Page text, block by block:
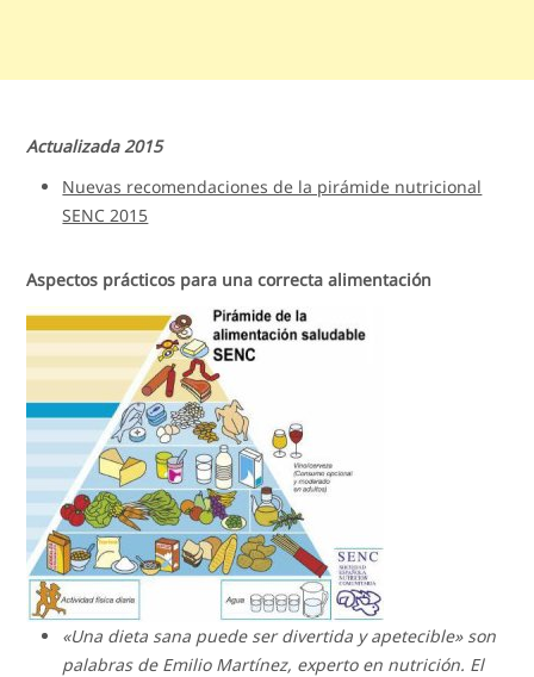
Actualizada 2015
Nuevas recomendaciones de la pirámide nutricional
SENC 2015
Aspectos prácticos para una correcta alimentación
«Una dieta sana puede ser divertida y apetecible» son
palabras de Emilio Martínez, experto en nutrición. El